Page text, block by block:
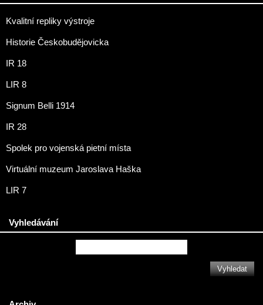
Kvalitní repliky výstroje
Historie Českobudějovicka
IR 18
LIR 8
Signum Belli 1914
IR 28
Spolek pro vojenská pietní místa
Virtuální muzeum Jaroslava Haška
LIR 7
Vyhledávání